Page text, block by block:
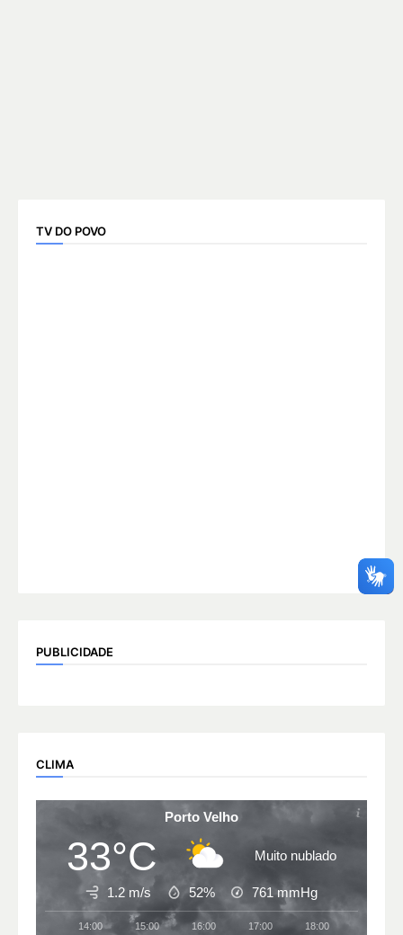
TV DO POVO
PUBLICIDADE
CLIMA
Porto Velho
33°C Muito nublado
1.2 m/s 52% 761mmHg
14:00 15:00 16:00 17:00 18:00